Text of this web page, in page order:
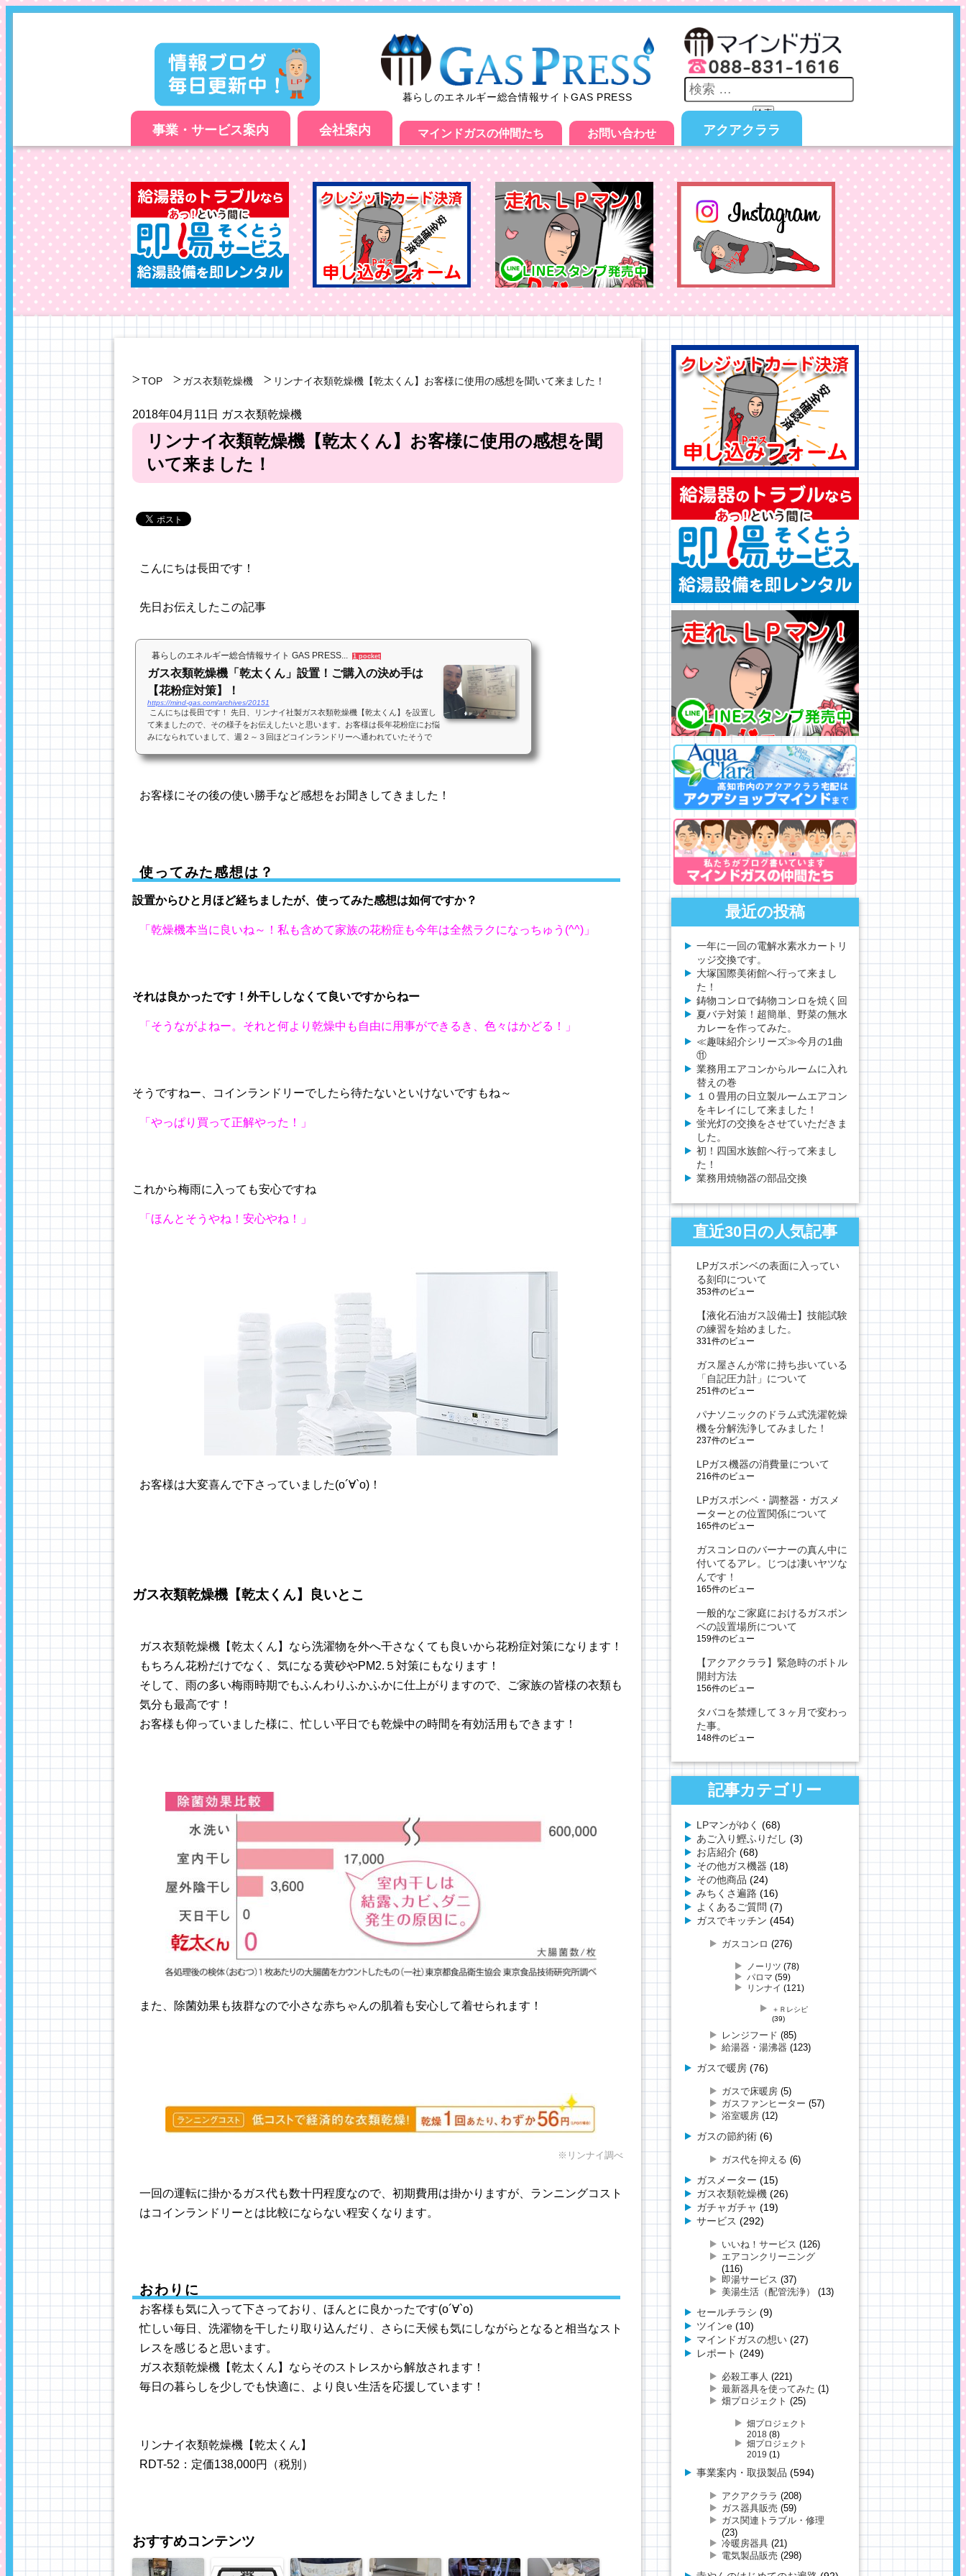
暮らしのエネルギー総合情報サイトGAS PRESS
検索
事業・サービス案内 会社案内 マインドガスの仲間たち お問い合わせ アクアクララ
TOP ガス衣類乾燥機 リンナイ衣類乾燥機【乾太くん】お客様に使用の感想を聞いて来ました！
2018年04月11日 ガス衣類乾燥機
リンナイ衣類乾燥機【乾太くん】お客様に使用の感想を聞
いて来ました！
こんにちは長田です！
先日お伝えしたこの記事
暮らしのエネルギー総合情報サイト GAS PRESS... 1 pocket
ガス衣類乾燥機「乾太くん」設置！ご購入の決め手は
【花粉症対策】！
https://mind-gas.com/archives/20151
こんにちは長田です！ 先日、リンナイ社製ガス衣類乾燥機【乾太くん】を設置し
て来ましたので、その様子をお伝えしたいと思います。お客様は長年花粉症にお悩
みになられていまして、週２～３回ほどコインランドリーへ通われていたそうで
お客様にその後の使い勝手など感想をお聞きしてきました！
使ってみた感想は？
設置からひと月ほど経ちましたが、使ってみた感想は如何ですか？
「乾燥機本当に良いね～！私も含めて家族の花粉症も今年は全然ラクになっちゅう(^^)」
それは良かったです！外干ししなくて良いですからねー
「そうながよねー。それと何より乾燥中も自由に用事ができるき、色々はかどる！」
そうですねー、コインランドリーでしたら待たないといけないですもね～
「やっぱり買って正解やった！」
これから梅雨に入っても安心ですね
「ほんとそうやね！安心やね！」
お客様は大変喜んで下さっていました(о´∀`о)！
ガス衣類乾燥機【乾太くん】良いとこ
ガス衣類乾燥機【乾太くん】なら洗濯物を外へ干さなくても良いから花粉症対策になります！
もちろん花粉だけでなく、気になる黄砂やPM2.５対策にもなります！
そして、雨の多い梅雨時期でもふんわりふかふかに仕上がりますので、ご家族の皆様の衣類も
気分も最高です！
お客様も仰っていました様に、忙しい平日でも乾燥中の時間を有効活用もできます！
また、除菌効果も抜群なので小さな赤ちゃんの肌着も安心して着せられます！
※リンナイ調べ
一回の運転に掛かるガス代も数十円程度なので、初期費用は掛かりますが、ランニングコスト
はコインランドリーとは比較にならない程安くなります。
おわりに
お客様も気に入って下さっており、ほんとに良かったです(о´∀`о)
忙しい毎日、洗濯物を干したり取り込んだり、さらに天候も気にしながらとなると相当なスト
レスを感じると思います。
ガス衣類乾燥機【乾太くん】ならそのストレスから解放されます！
毎日の暮らしを少しでも快適に、より良い生活を応援しています！
リンナイ衣類乾燥機【乾太くん】
RDT-52：定価138,000円（税別）
おすすめコンテンツ
最近の投稿
一年に一回の電解水素水カートリ
ッジ交換です。
大塚国際美術館へ行って来まし
た！
鋳物コンロで鋳物コンロを焼く回
夏バテ対策！超簡単、野菜の無水
カレーを作ってみた。
≪趣味紹介シリーズ≫今月の1曲
⑪
業務用エアコンからルームに入れ
替えの巻
１０畳用の日立製ルームエアコン
をキレイにして来ました！
蛍光灯の交換をさせていただきま
した。
初！四国水族館へ行って来まし
た！
業務用焼物器の部品交換
直近30日の人気記事
LPガスボンベの表面に入ってい
る刻印について
353件のビュー
【液化石油ガス設備士】技能試験
の練習を始めました。
331件のビュー
ガス屋さんが常に持ち歩いている
「自記圧力計」について
251件のビュー
パナソニックのドラム式洗濯乾燥
機を分解洗浄してみました！
237件のビュー
LPガス機器の消費量について
216件のビュー
LPガスボンベ・調整器・ガスメ
ーターとの位置関係について
165件のビュー
ガスコンロのバーナーの真ん中に
付いてるアレ。じつは凄いヤツな
んです！
165件のビュー
一般的なご家庭におけるガスボン
ベの設置場所について
159件のビュー
【アクアクララ】緊急時のボトル
開封方法
156件のビュー
タバコを禁煙して３ヶ月で変わっ
た事。
148件のビュー
記事カテゴリー
LPマンがゆく (68)
あご入り鰹ふりだし (3)
お店紹介 (68)
その他ガス機器 (18)
その他商品 (24)
みちくさ遍路 (16)
よくあるご質問 (7)
ガスでキッチン (454)
ガスコンロ (276)
ノーリツ (78)
パロマ (59)
リンナイ (121)
＋Ｒレシピ
(39)
レンジフード (85)
給湯器・湯沸器 (123)
ガスで暖房(76)
ガスで床暖房(5)
ガスファンヒーター (57)
浴室暖房(12)
ガスの節約術(6)
ガス代を抑える (6)
ガスメーター (15)
ガス衣類乾燥機 (26)
ガチャガチャ (19)
サービス (292)
いいね！サービス (126)
エアコンクリーニング
(116)
即湯サービス (37)
美湯生活（配管洗浄）
(13)
セールチラシ (9)
ツインe(10)
マインドガスの想い(27)
レポート (249)
必殺工事人 (221)
最新器具を使ってみた (1)
畑プロジェクト (25)
畑プロジェクト
2018(8)
畑プロジェクト
2019 (1)
事業案内・取扱製品 (594)
アクアクララ (208)
ガス器具販売 (59)
ガス関連トラブル・修理
(23)
冷暖房器具(21)
電気製品販売 (298)